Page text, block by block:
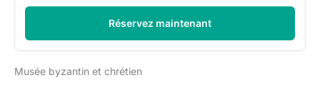
Réservez maintenant
Musée byzantin et chrétien